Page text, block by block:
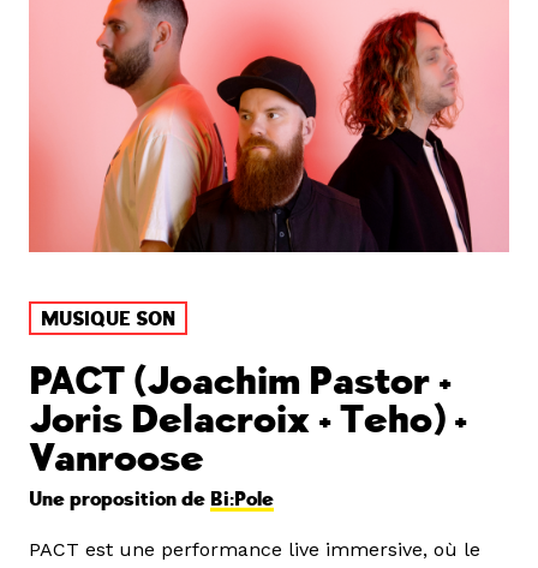
MUSIQUE SON
PACT (Joachim Pastor +
Joris Delacroix + Teho) +
Vanroose
Une proposition de Bi:Pole
PACT est une performance live immersive, où le